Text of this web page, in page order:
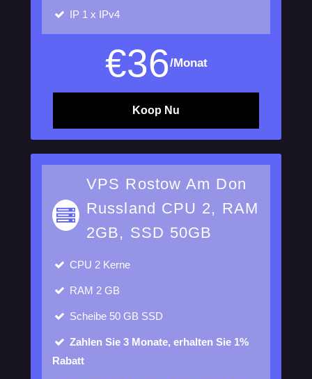
IP 1 x IPv4
€36/Monat
Koop Nu
VPS Rostow Am Don
Russland CPU 2, RAM
2GB, SSD 50GB
CPU 2 Kerne
RAM 2 GB
Scheibe 50 GB SSD
Zahlen Sie 3 Monate, erhalten Sie 1%
Rabatt